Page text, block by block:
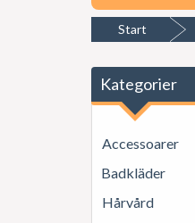
Start
Kategorier
Accessoarer
Badkläder
Hårvård